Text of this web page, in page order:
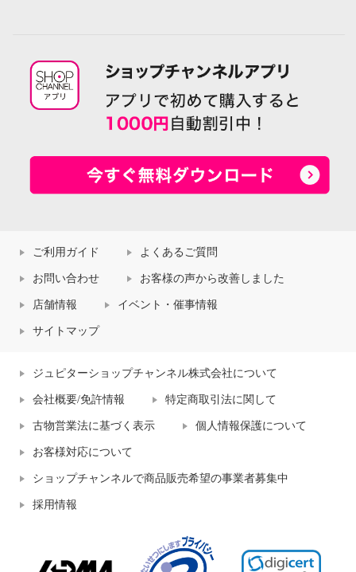
ご利用ガイド よくあるご質問
お問い合わせ お客様の声から改善しました
店舗情報 イベント・催事情報
サイトマップ
ジュピターショップチャンネル株式会社について
会社概要/免許情報 特定商取引法に関して
古物営業法に基づく表示 個人情報保護について
お客様対応について
ショップチャンネルで商品販売希望の事業者募集中
採用情報